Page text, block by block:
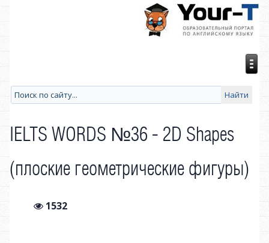
IELTS WORDS №36 - 2D Shapes
(плоские геометрические фигуры)
1532